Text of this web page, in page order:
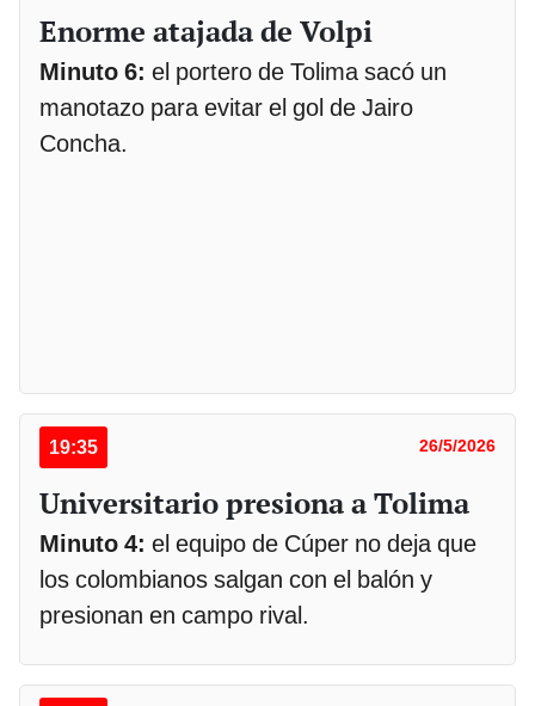
Enorme atajada de Volpi
Minuto 6: el portero de Tolima sacó un
manotazo para evitar el gol de Jairo
Concha.
19:35 26/5/2026
Universitario presiona a Tolima
Minuto 4: el equipo de Cúper no deja que
los colombianos salgan con el balón y
presionan en campo rival.